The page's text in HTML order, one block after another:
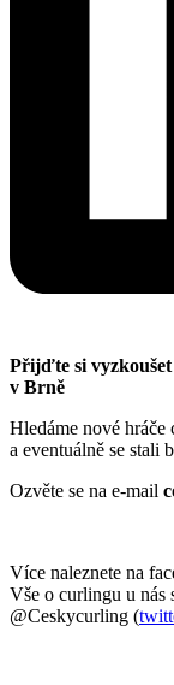
Přijďte si
v Brně
Hledáme nové
a eventuálně se stali
Ozvěte se na e-mail
Více naleznete na
Vše o curlingu u nás
@Ceskycurling (